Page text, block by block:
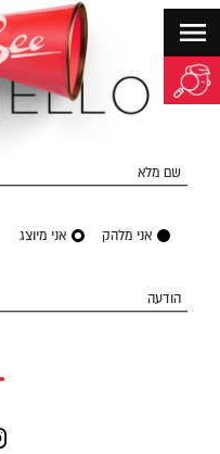
שם מלא
אני מלהק אני מיוצג
הודעה